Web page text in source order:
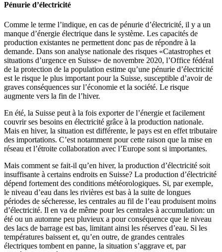
Pénurie d’électricité
Comme le terme l’indique, en cas de pénurie d’électricité, il y a un
manque d’énergie électrique dans le système. Les capacités de
production existantes ne permettent donc pas de répondre à la
demande. Dans son analyse nationale des risques «Catastrophes et
situations d’urgence en Suisse» de novembre 2020, l’Office fédéral
de la protection de la population estime qu’une pénurie d’électricité
est le risque le plus important pour la Suisse, susceptible d’avoir de
graves conséquences sur l’économie et la société. Le risque
augmente vers la fin de l’hiver.
En été, la Suisse peut à la fois exporter de l’énergie et facilement
couvrir ses besoins en électricité grâce à la production nationale.
Mais en hiver, la situation est différente, le pays est en effet tributaire
des importations. C’est notamment pour cette raison que la mise en
réseau et l’étroite collaboration avec l’Europe sont si importantes.
Mais comment se fait-il qu’en hiver, la production d’électricité soit
insuffisante à certains endroits en Suisse? La production d’électricité
dépend fortement des conditions météorologiques. Si, par exemple,
le niveau d’eau dans les rivières est bas à la suite de longues
périodes de sécheresse, les centrales au fil de l’eau produisent moins
d’électricité. Il en va de même pour les centrales à accumulation: un
été ou un automne peu pluvieux a pour conséquence que le niveau
des lacs de barrage est bas, limitant ainsi les réserves d’eau. Si les
températures baissent et, qu’en outre, de grandes centrales
électriques tombent en panne, la situation s’aggrave et, par